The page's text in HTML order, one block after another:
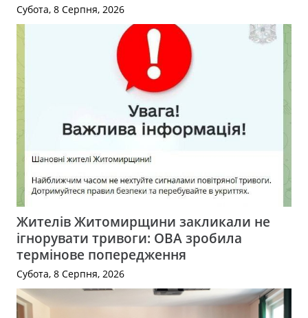
Субота, 8 Серпня, 2026
Жителів Житомирщини закликали не
ігнорувати тривоги: ОВА зробила
термінове попередження
Субота, 8 Серпня, 2026